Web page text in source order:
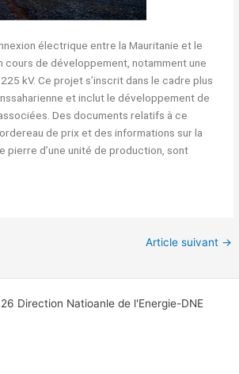
électrique entre la Mauritanie et le
cours de développement, notamment une
kV. Ce projet s’inscrit dans le cadre plus
et inclut le développement de
Des documents relatifs à ce
de prix et des informations sur la
pierre d’une unité de production, sont
Article suivant →
Direction Natioanle de l'Energie-DNE